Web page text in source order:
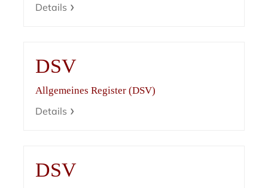
Details
DSV
Allgemeines Register (DSV)
Details
DSV